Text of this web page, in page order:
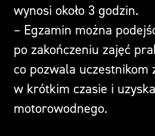
wynosi około 3 godzin.
– Egzamin można
po zakończeniu zajęć
co pozwala uczestnikom
w krótkim czasie i
motorowodnego.